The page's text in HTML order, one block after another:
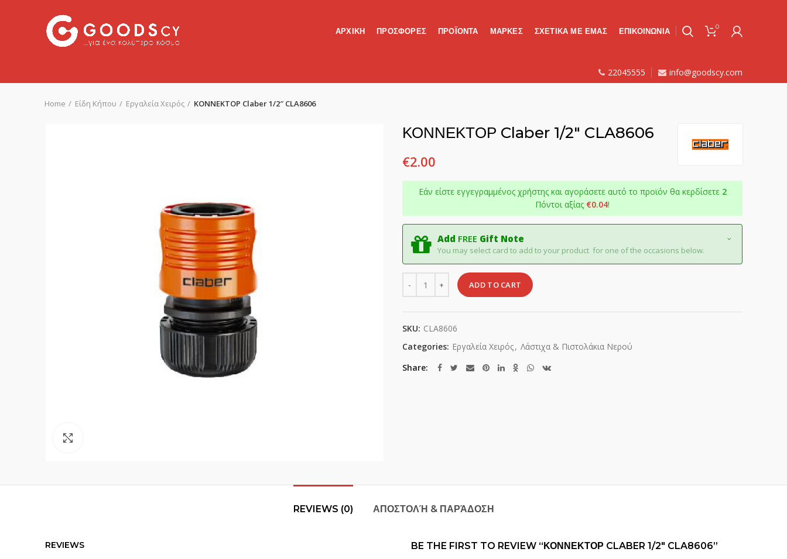
ΑΡΧΙΚΗ ΠΡΟΣΦΟΡΕΣ ΠΡΟΪΟΝΤΑ ΜΑΡΚΕΣ ΣΧΕΤΙΚΑ ΜΕ ΕΜΑΣ ΕΠΙΚΟΙΝΩΝΙΑ 0
22045555 info@goodscy.com
Home Είδη Κήπου Εργαλεία Χειρός ΚΟΝΝΕΚΤΟΡ Claber 1/2″ CLA8606
ΚΟΝΝΕΚΤΟΡ Claber 1/2″ CLA8606
€2.00
Εάν είστε εγγεγραμμένος χρήστης και αγοράσετε αυτό το προϊόν θα κερδίσετε 2
Πόντοι αξίας €0.04!
Add FREE Gift Note
You may select card to add to your product for one of the occasions below.
ADD TO CART
SKU: CLA8606
Categories: Εργαλεία Χειρός, Λάστιχα & Πιστολάκια Νερού
Share
REVIEWS (0) ΑΠΟΣΤΟΛΉ & ΠΑΡΆΔΟΣΗ
REVIEWS BE THE FIRST TO REVIEW “ΚΟΝΝΕΚΤΟΡ CLABER 1/2″ CLA8606”